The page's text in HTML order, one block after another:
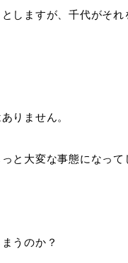
しますが、千代がそ
りません。
と大変な事態になって
うのか？